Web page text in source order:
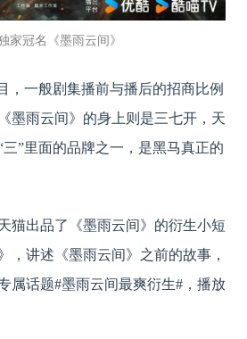
家冠名《墨雨云间》
，一般剧集播前与播后的招商比例
墨雨云间》的身上则是三七开，天
”里面的品牌之一，是黑马真正的
猫出品了《墨雨云间》的衍生小短
，讲述《墨雨云间》之前的故事，
属话题#墨雨云间最爽衍生#，播放